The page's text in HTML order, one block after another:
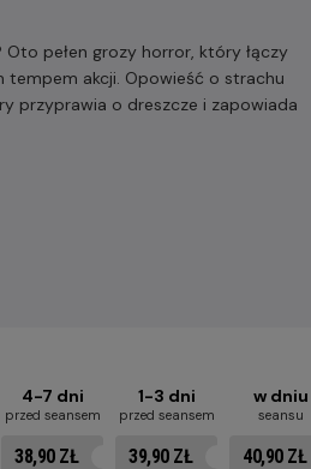
pełen grozy horror, który łączy
tempem akcji. Opowieść o strachu
przyprawia o dreszcze i zapowiada
4-7 dni
przed seansem
1-3 dni
przed seansem
w dniu
seansu
38,90 ZŁ 39,90 ZŁ 40,90 ZŁ